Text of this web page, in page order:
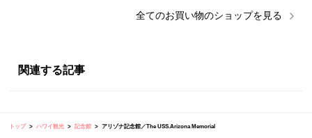
全てのお買い物のショップを見る
関連する記事
トップ ハワイ観光 記念館 アリゾナ記念館／The USS.Arizona Memorial